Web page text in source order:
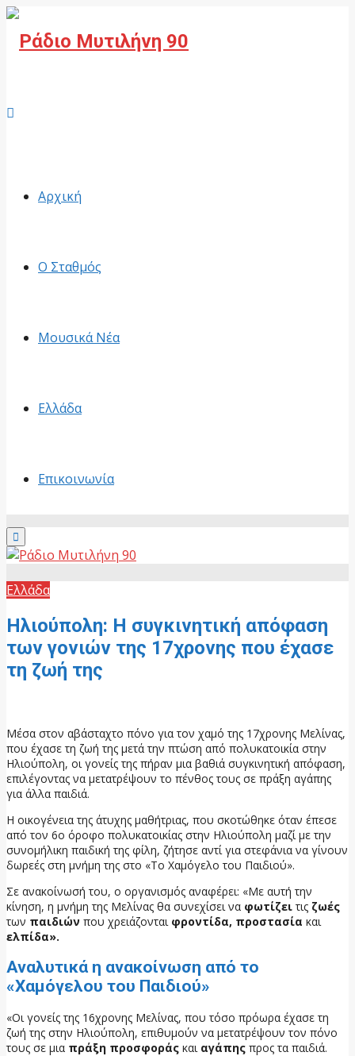
Αρχική
Ο Σταθμός
Μουσικά Νέα
Ελλάδα
Επικοινωνία
Primary
Menu
Ελλάδα
Ηλιούπολη: Η συγκινητική απόφαση
των γονιών της 17χρονης που έχασε
τη ζωή της
Μέσα στον αβάσταχτο πόνο για τον χαμό της 17χρονης Μελίνας,
που έχασε τη ζωή της μετά την πτώση από πολυκατοικία στην
Ηλιούπολη, οι γονείς της πήραν μια βαθιά συγκινητική απόφαση,
επιλέγοντας να μετατρέψουν το πένθος τους σε πράξη αγάπης
για άλλα παιδιά.
Η οικογένεια της άτυχης μαθήτριας, που σκοτώθηκε όταν έπεσε
από τον 6ο όροφο πολυκατοικίας στην Ηλιούπολη μαζί με την
συνομήλικη παιδική της φίλη, ζήτησε αντί για στεφάνια να γίνουν
δωρεές στη μνήμη της στο «Το Χαμόγελο του Παιδιού».
Σε ανακοίνωσή του, ο οργανισμός αναφέρει: «Με αυτή την
κίνηση, η μνήμη της Μελίνας θα συνεχίσει να φωτίζειτις ζωές
των παιδιών που χρειάζονται φροντίδα, προστασία και
ελπίδα».
Αναλυτικά η ανακοίνωση από το
«Χαμόγελου του Παιδιού»
«Οι γονείς της 16χρονης Μελίνας, που τόσο πρόωρα έχασε τη
ζωή της στην Ηλιούπολη, επιθυμούν να μετατρέψουν τον πόνο
τους σε μια πράξη προσφοράς και αγάπης προς τα παιδιά.